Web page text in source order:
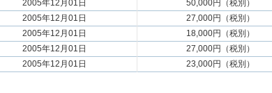
2005年12月01日
50,000円（税別）
2005年12月01日
27,000円（税別）
2005年12月01日
18,000円（税別）
2005年12月01日
27,000円（税別）
2005年12月01日 23,000円（税別）